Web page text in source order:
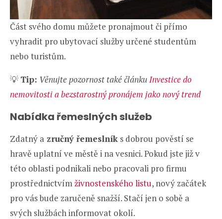
Část svého domu můžete pronajmout či přímo
vyhradit pro ubytovací služby určené studentům
nebo turistům.
💡 Tip: Věnujte pozornost také článkuInvestice do
nemovitosti a bezstarostný pronájem jako nový trend
Nabídka řemeslných služeb
Zdatný a zručný řemeslník s dobrou pověstí se
hravě uplatní ve městě i na vesnici. Pokud jste již v
této oblasti podnikali nebo pracovali pro firmu
prostřednictvímživnostenského listu, nový začátek
pro vás bude zaručeně snažší. Stačí jen o sobě a
svých službách informovat okolí.